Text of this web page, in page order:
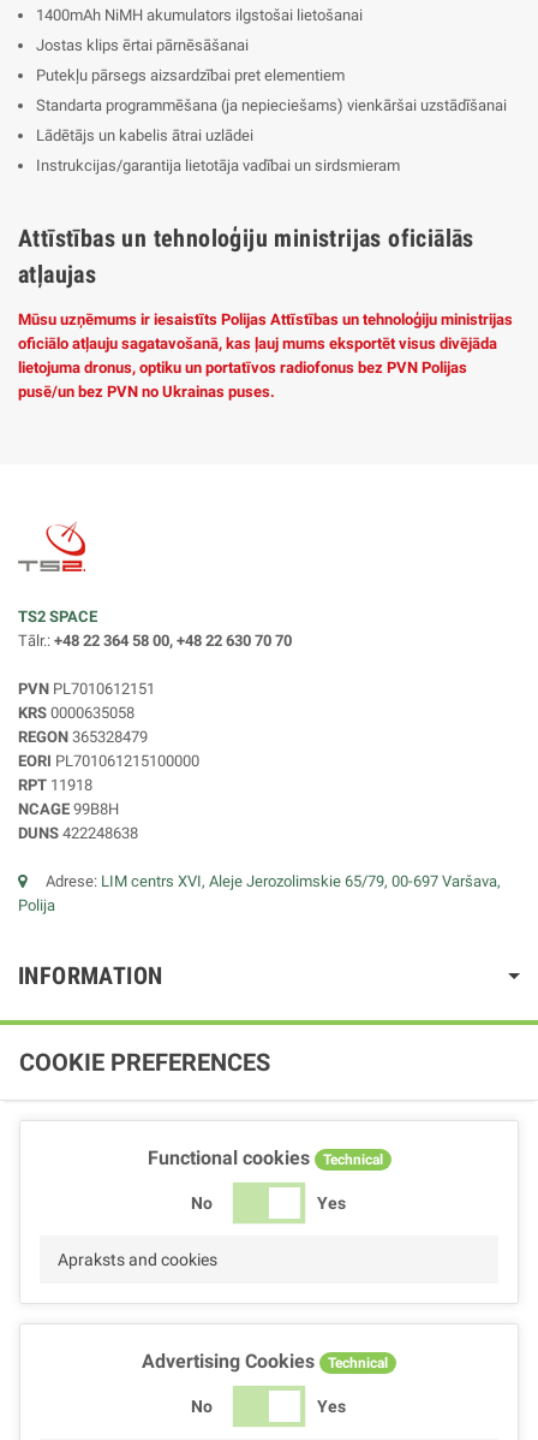
1400mAh NiMH akumulators ilgstošai lietošanai
Jostas klips ērtai pārnēsāšanai
Putekļu pārsegs aizsardzībai pret elementiem
Standarta programmēšana (ja nepieciešams) vienkāršai uzstādīšanai
Lādētājs un kabelis ātrai uzlādei
Instrukcijas/garantija lietotāja vadībai un sirdsmieram
Attīstības un tehnoloģiju ministrijas oficiālās
atļaujas
Mūsu uzņēmums ir iesaistīts Polijas Attīstības un tehnoloģiju ministrijas
oficiālo atļauju sagatavošanā, kas ļauj mums eksportēt visus divējāda
lietojuma dronus, optiku un portatīvos radiofonus bez PVN Polijas
pusē/un bez PVN no Ukrainas puses.
TS2 SPACE
Tālr.: +48 22 364 58 00, +48 22 630 70 70
PVN PL7010612151
KRS 0000635058
REGON 365328479
EORI PL701061215100000
RPT 11918
NCAGE 99B8H
DUNS 422248638
Adrese: LIM centrs XVI, Aleje Jerozolimskie 65/79, 00-697 Varšava,
Polija
INFORMATION
COOKIE PREFERENCES
Functional cookies Technical
No Yes
Apraksts and cookies
Advertising Cookies Technical
No Yes